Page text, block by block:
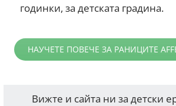
годинки, за детската градина.
НАУЧЕТЕ ПОВЕЧЕ ЗА РАНИЦИТЕ
Вижте и сайта ни за детски